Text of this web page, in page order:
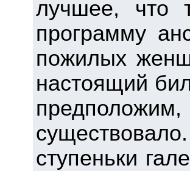
лучшее, что
программу
пожилых
настоящий
ступеньки